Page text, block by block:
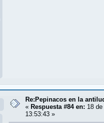
Re:Pepinacos en la
« Respuesta #84 en: 18
13:53:43 »